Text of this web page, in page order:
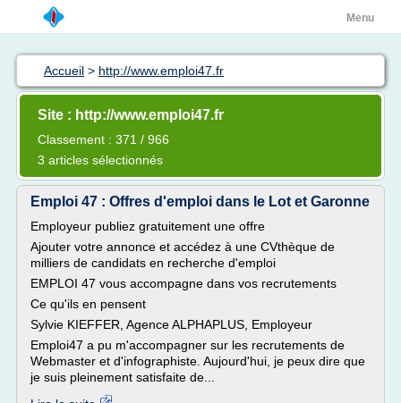
Menu
Accueil > http://www.emploi47.fr
Site : http://www.emploi47.fr
Classement : 371 / 966
3 articles sélectionnés
Emploi 47 : Offres d'emploi dans le Lot et Garonne
Employeur publiez gratuitement une offre
Ajouter votre annonce et accédez à une CVthèque de
milliers de candidats en recherche d'emploi
EMPLOI 47 vous accompagne dans vos recrutements
Ce qu'ils en pensent
Sylvie KIEFFER, Agence ALPHAPLUS, Employeur
Emploi47 a pu m'accompagner sur les recrutements de
Webmaster et d'infographiste. Aujourd'hui, je peux dire que
je suis pleinement satisfaite de...